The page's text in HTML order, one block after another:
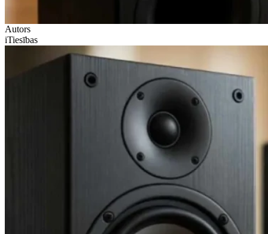
Autors
iTiesības